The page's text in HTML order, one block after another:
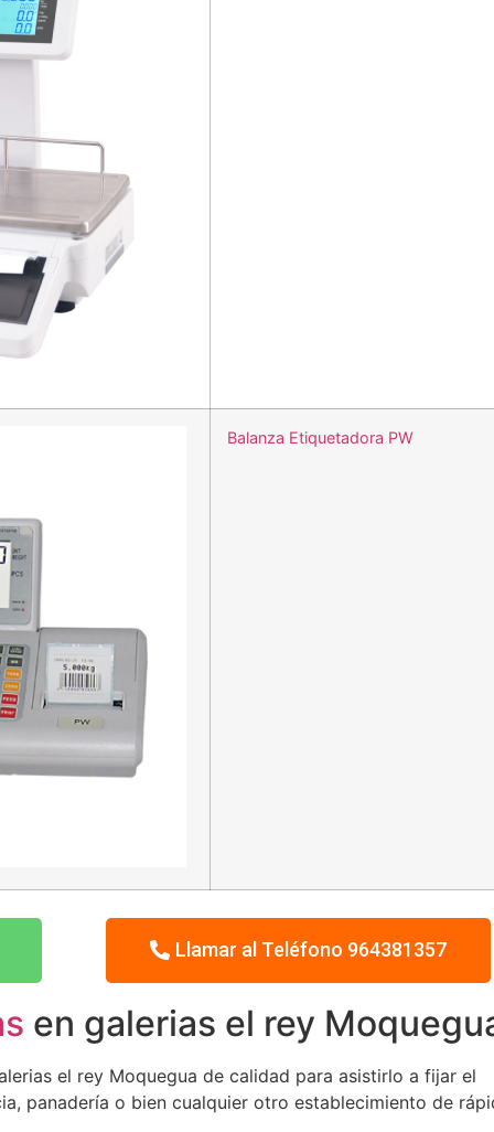
Balanza Etiquetadora PW
Llamar al Teléfono 964381357
en galerias el rey
el rey Moquegua de calidad para asistirlo a fijar el
panadería o bien cualquier otro establecimiento de